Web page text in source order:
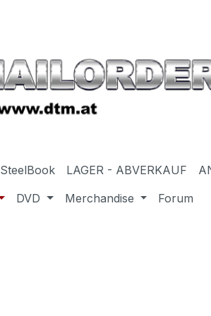
SteelBook LAGER - ABVERKAUF
DVD Merchandise Forum